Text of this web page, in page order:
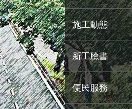
施工動態
新工臉書
便民服務